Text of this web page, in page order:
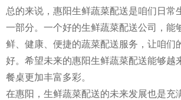
总的来说，惠阳生鲜蔬菜配送是咱们日常
一部分。一个好的生鲜蔬菜配送公司，能
鲜、健康、便捷的蔬菜配送服务，让咱们
好。希望未来的惠阳生鲜蔬菜配送能够越
餐桌更加丰富多彩。
在惠阳，生鲜蔬菜配送的未来发展也是充